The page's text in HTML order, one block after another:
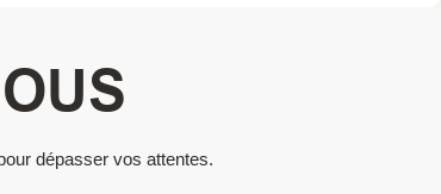
dépasser vos attentes.